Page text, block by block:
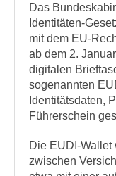
Das
Identitäten-
mit dem EU-
ab dem 2.
digitalen
sogenannten
Identitätsdaten,
Führerschein
Die EUDI-
zwischen